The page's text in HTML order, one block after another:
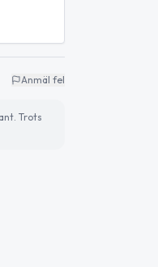
Anmäl fel
Trots